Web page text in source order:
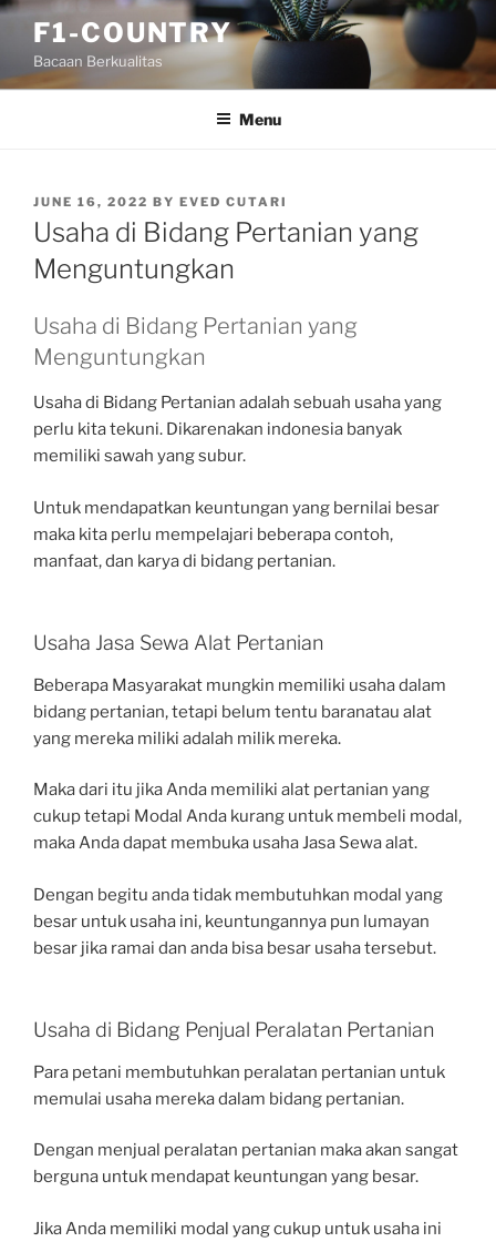
Skip
content
F1-COUNTRY
Bacaan Berkualitas
Menu
POSTED
ON
JUNE 16, 2022 BY EVED CUTARI
Usaha di Bidang Pertanian yang
Menguntungkan
Usaha di Bidang Pertanian yang
Menguntungkan
Usaha di Bidang Pertanian adalah sebuah usaha yang
perlu kita tekuni. Dikarenakan indonesia banyak
memiliki sawah yang subur.
Untuk mendapatkan keuntungan yang bernilai besar
maka kita perlu mempelajari beberapa contoh,
manfaat, dan karya di bidang pertanian.
Usaha Jasa Sewa Alat Pertanian
Beberapa Masyarakat mungkin memiliki usaha dalam
bidang pertanian, tetapi belum tentu baranatau alat
yang mereka miliki adalah milik mereka.
Maka dari itu jika Anda memiliki alat pertanian yang
cukup tetapi Modal Anda kurang untuk membeli modal,
maka Anda dapat membuka usaha Jasa Sewa alat.
Dengan begitu anda tidak membutuhkan modal yang
besar untuk usaha ini, keuntungannya pun lumayan
besar jika ramai dan anda bisa besar usaha tersebut.
Usaha di Bidang Penjual Peralatan Pertanian
Para petani membutuhkan peralatan pertanian untuk
memulai usaha mereka dalam bidang pertanian.
Dengan menjual peralatan pertanian maka akan sangat
berguna untuk mendapat keuntungan yang besar.
Jika Anda memiliki modal yang cukup untuk usaha ini